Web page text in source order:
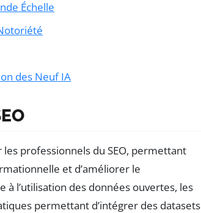
Échelle
des Neuf IA
professionnels du SEO, permettant
et d’améliorer le
l’utilisation des données ouvertes, les
permettant d’intégrer des datasets